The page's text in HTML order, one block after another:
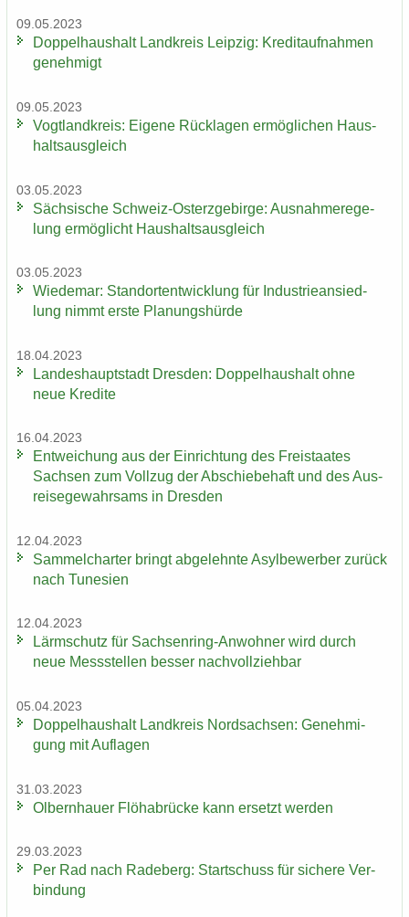
09.05.2023
Dop­pel­haus­halt Land­kreis Leip­zig: Kre­dit­auf­nah­men
ge­neh­migt
09.05.2023
Vogt­land­kreis: Ei­ge­ne Rück­la­gen er­mög­li­chen Haus­
halts­aus­gleich
03.05.2023
Säch­si­sche Schweiz-​Osterzgebirge: Aus­nah­me­re­ge­
lung er­mög­licht Haus­halts­aus­gleich
03.05.2023
Wie­de­mar: Stand­ort­ent­wick­lung für In­dus­trie­an­sied­
lung nimmt erste Pla­nungs­hür­de
18.04.2023
Lan­des­haupt­stadt Dres­den: Dop­pel­haus­halt ohne
neue Kre­di­te
16.04.2023
Ent­wei­chung aus der Ein­rich­tung des Frei­staa­tes
Sach­sen zum Voll­zug der Ab­schie­be­haft und des Aus­
rei­se­ge­wahr­sams in Dres­den
12.04.2023
Sam­mel­char­ter bringt ab­ge­lehn­te Asyl­be­wer­ber zu­rück
nach Tu­ne­si­en
12.04.2023
Lärm­schutz für Sachsenring-​Anwohner wird durch
neue Mess­stel­len bes­ser nach­voll­zieh­bar
05.04.2023
Dop­pel­haus­halt Land­kreis Nord­sach­sen: Ge­neh­mi­
gung mit Auf­la­gen
31.03.2023
Ol­bern­hau­er Flöha­b­rü­cke kann er­setzt wer­den
29.03.2023
Per Rad nach Ra­de­berg: Start­schuss für si­che­re Ver­
bin­dung